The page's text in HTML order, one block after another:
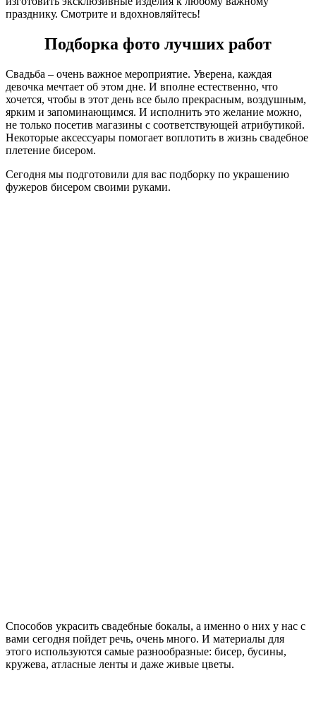
празднику. Смотрите и вдохновляйтесь!
Подборка фото лучших работ
Свадьба – очень важное мероприятие. Уверена, каждая
девочка мечтает об этом дне. И вполне естественно, что
хочется, чтобы в этот день все было прекрасным, воздушным,
ярким и запоминающимся. И исполнить это желание можно,
не только посетив магазины с соответствующей атрибутикой.
Некоторые аксессуары помогает воплотить в жизнь свадебное
плетение бисером.
Сегодня мы подготовили для вас подборку по украшению
фужеров бисером своими руками.
Способов украсить свадебные бокалы, а именно о них у нас с
вами сегодня пойдет речь, очень много. И материалы для
этого используются самые разнообразные: бисер, бусины,
кружева, атласные ленты и даже живые цветы.